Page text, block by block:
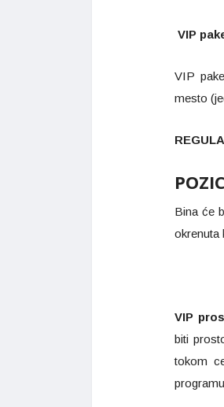
VIP
VIP
mesto
Bina će
okrenuta
VIP
biti
tokom